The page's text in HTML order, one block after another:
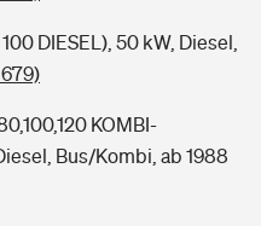
DIESEL), 50 kW, Diesel,
KOMBI-
Bus/Kombi, ab 1988